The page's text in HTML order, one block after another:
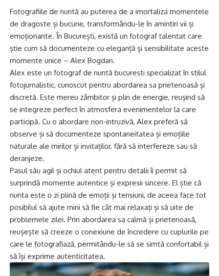
Fotografiile de nuntă au puterea de a imortaliza momentele
de dragoste și bucurie, transformându-le în amintiri vii și
emoționante. În București, există un fotograf talentat care
știe cum să documenteze cu eleganță și sensibilitate aceste
momente unice – Alex Bogdan.
Alex este un fotograf de nuntă bucuresti specializat în stilul
fotojurnalistic, cunoscut pentru abordarea sa prietenoasă și
discretă. Este mereu zâmbitor și plin de energie, reușind să
se integreze perfect în atmosfera evenimentelor la care
participă. Cu o abordare non-intruzivă, Alex preferă să
observe și să documenteze spontaneitatea și emoțiile
naturale ale mirilor și invitaților, fără să interfereze sau să
deranjeze.
Pasul său agil și ochiul atent pentru detalii îi permit să
surprindă momente autentice și expresii sincere. El știe că
nunta este o zi plină de emoții și tensiuni, de aceea face tot
posibilul să ajute mirii să fie cât mai relaxați și să uite de
problemele zilei. Prin abordarea sa calmă și prietenoasă,
reușește să creeze o conexiune de încredere cu cuplurile pe
care le fotografiază, permitându-le să se simtă confortabil și
să își exprime autenticitatea.